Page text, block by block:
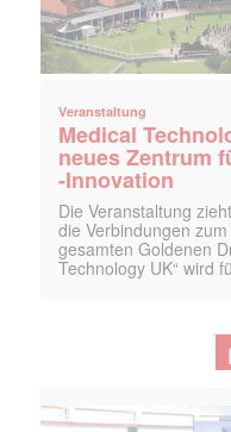
Veranstaltung
Medical
neues Zentrum
-Innovation
Die Veranstaltung
die Verbindungen
gesamten Goldenen
Technology UK“ wird